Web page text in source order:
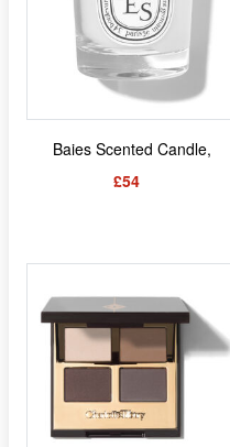
Baies Scented Candle,
£54